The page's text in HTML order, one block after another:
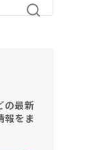
の最新
報をま